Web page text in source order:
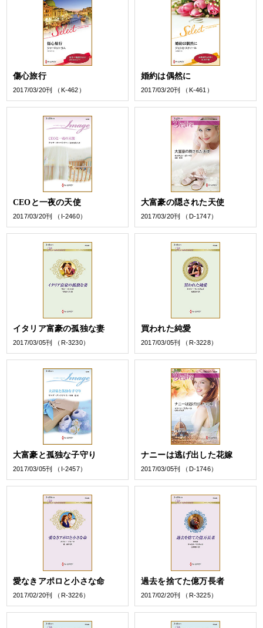
傷心旅行
2017/03/20刊 （K-462）
婚約は偶然に
2017/03/20刊 （K-461）
CEOと一夜の天使
2017/03/20刊 （I-2460）
大富豪の隠された天使
2017/03/20刊 （D-1747）
イタリア富豪の孤独な妻
2017/03/05刊 （R-3230）
買われた純愛
2017/03/05刊 （R-3228）
大富豪と孤独な子守り
2017/03/05刊 （I-2457）
ナニーは逃げ出した花嫁
2017/03/05刊 （D-1746）
愛なきアポロと小さな命
2017/02/20刊 （R-3226）
過去を捨てた億万長者
2017/02/20刊 （R-3225）